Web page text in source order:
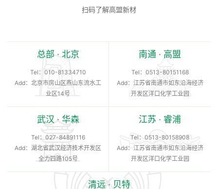
扫码了解高盟新材
总部 · 北京
Tel： 010-81334710
Add：北京市房山区燕山东流水工
业区14号
南通 · 高盟
Tel： 0513-80151168
Add：江苏省南通市如东沿海经济
开发区洋口化学工业园
武汉 · 华森
Tel： 027-84891116
Add：湖北省武汉经济技术开发区
全力四路105号
江苏 · 睿浦
Tel： 0513-80158908
Add：江苏省南通市如东沿海经济
开发区洋口化学工业园
清远 · 贝特